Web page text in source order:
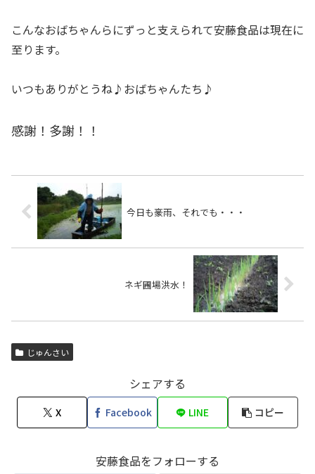
こんなおばちゃんらにずっと支えられて安藤食品は現在に
至ります。
いつもありがとうね♪おばちゃんたち♪
感謝！多謝！！
今日も豪雨、それでも・・・
ネギ圃場洪水！
じゅんさい
シェアする
X Facebook LINE コピー
安藤食品をフォローする